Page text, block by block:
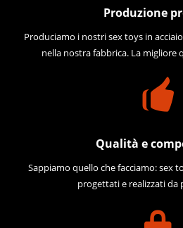
Produzione
Produciamo i nostri sex toys in
nella nostra fabbrica. La
Qualità e
Sappiamo quello che facciamo: sex
progettati e realizzati da